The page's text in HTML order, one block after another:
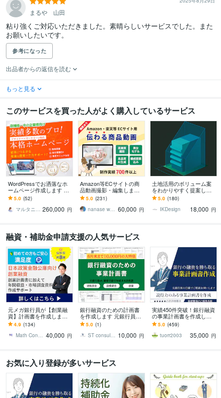
まるや 山田
粘り強くご対応いただきました。素晴らしいサービスでした。また
お願いしたいです。
参考になった
出品者からの返信を読む
もっと見る
このサービスを買った人がよく購入しているサービス
WordPressでお洒落なホ
ームページ作成します 中
小企業・個人店様対象★
お客様の事業のマーケを
考えた導線設計
5.0 (52)
マルタニ_March｜HP制作×マーケタ 260,000 円
Amazon等ECサイトの商
品動画撮影・編集します
高画質・モデル込み・お
しゃれ・広告・わかりや
すい・Vlog風
5.0 (231)
nanase works 60,000 円
土地活用のボリューム案
をわかりやすく提案しま
す 実現性の高いボリュー
ムチェックを丁寧なやり
取りで提供
5.0 (180)
IKDesign
18,000 円
融資・補助金申請支援の人気サービス
元メガ銀行員が【創業融
資】計画書を作成します
審査を踏まえた【高品質
な】創業計画書を【素早
く】提供します。
4.9 (134)
Math Consulting 40,000 円
銀行融資のための計画書
を作成します 元銀行員・
グローバル系コンサル
が、事業計画書を作成し
ます
5.0 (1)
ST consulting 10,000 円
実績450件突破！銀行融資
の事業計画書を作成しま
す 元銀行員が銀行、公庫
の融資を勝ち取る事業計
画書を作成します
5.0 (459)
tuorr2003
35,000 円
お気に入り登録が多いサービス